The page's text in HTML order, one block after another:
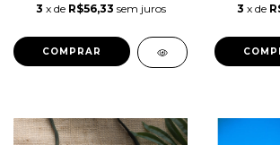
3 x de R$56,33 sem juros
COMPRAR
3 x de